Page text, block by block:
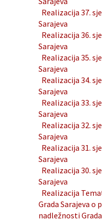
Realizacija 37.
Sarajeva
Realizacija 36.
Sarajeva
Realizacija 35.
Sarajeva
Realizacija 34.
Sarajeva
Realizacija 33.
Sarajeva
Realizacija 32.
Sarajeva
Realizacija 31.
Sarajeva
Realizacija 30.
Sarajeva
Realizacija
Grada Sarajeva
nadležnosti